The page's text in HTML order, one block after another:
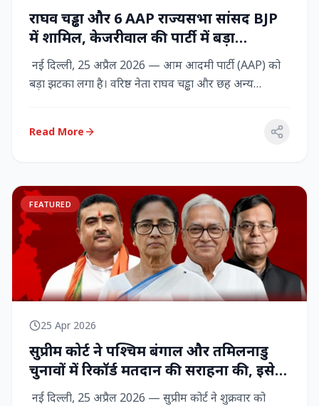
राघव चड्ढा और 6 AAP राज्‍यसभा सांसद BJP
में शामिल, केजरीवाल की पार्टी में बड़ा
राजनीतिक विद्रोह
नई दिल्ली, 25 अप्रैल 2026 — आम आदमी पार्टी (AAP) को
बड़ा झटका लगा है। वरिष्ठ नेता राघव चड्ढा और छह अन्य
Read More
FEATURED
25 Apr 2026
सुप्रीम कोर्ट ने पश्चिम बंगाल और तमिलनाडु
चुनावों में रिकॉर्ड मतदान की सराहना की, इसे
नागरिक शक्ति का प्रदर्शन बताया
नई दिल्ली, 25 अप्रैल 2026 — सुप्रीम कोर्ट ने शुक्रवार को